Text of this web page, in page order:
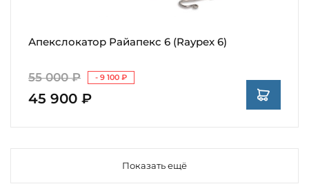
Апекслокатор Райапекс 6 (Raypex 6)
55 000 ₽ - 9 100 ₽
45 900 ₽
Показать ещё